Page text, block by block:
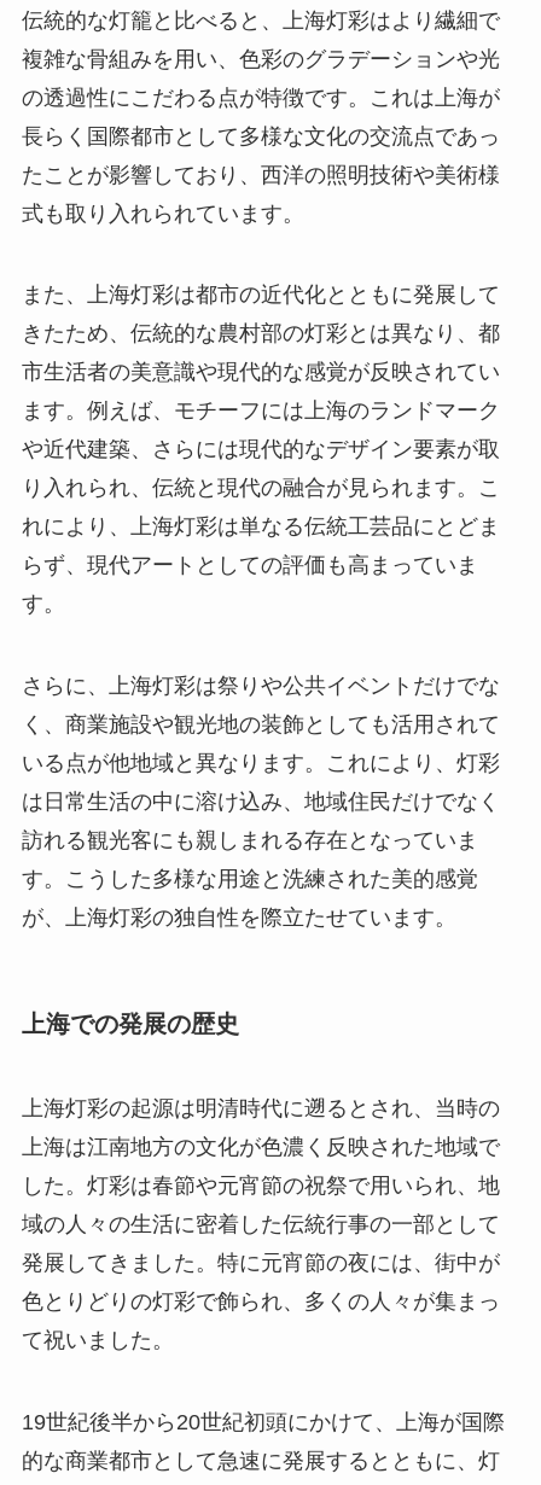
伝統的な灯籠と比べると、上海灯彩はより繊細で
複雑な骨組みを用い、色彩のグラデーションや光
の透過性にこだわる点が特徴です。これは上海が
長らく国際都市として多様な文化の交流点であっ
たことが影響しており、西洋の照明技術や美術様
式も取り入れられています。
また、上海灯彩は都市の近代化とともに発展して
きたため、伝統的な農村部の灯彩とは異なり、都
市生活者の美意識や現代的な感覚が反映されてい
ます。例えば、モチーフには上海のランドマーク
や近代建築、さらには現代的なデザイン要素が取
り入れられ、伝統と現代の融合が見られます。こ
れにより、上海灯彩は単なる伝統工芸品にとどま
らず、現代アートとしての評価も高まっていま
す。
さらに、上海灯彩は祭りや公共イベントだけでな
く、商業施設や観光地の装飾としても活用されて
いる点が他地域と異なります。これにより、灯彩
は日常生活の中に溶け込み、地域住民だけでなく
訪れる観光客にも親しまれる存在となっていま
す。こうした多様な用途と洗練された美的感覚
が、上海灯彩の独自性を際立たせています。
上海での発展の歴史
上海灯彩の起源は明清時代に遡るとされ、当時の
上海は江南地方の文化が色濃く反映された地域で
した。灯彩は春節や元宵節の祝祭で用いられ、地
域の人々の生活に密着した伝統行事の一部として
発展してきました。特に元宵節の夜には、街中が
色とりどりの灯彩で飾られ、多くの人々が集まっ
て祝いました。
19世紀後半から20世紀初頭にかけて、上海が国際
的な商業都市として急速に発展するとともに、灯